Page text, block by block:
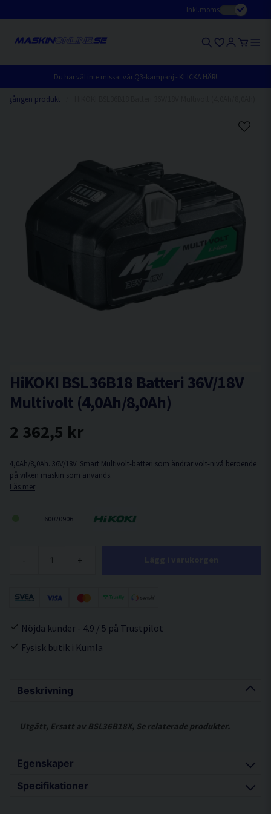
Inkl.moms
Du har väl inte missat vår Q3-kampanj - KLICKA HÄR!
Utgången produkt
Beskrivning
Utgått, Ersatt av BSL36B18X, Se relaterade produkter.
Egenskaper
Smart batteri som ändrar automatiskt mellan 2
Specifikationer
HiKOKI BSL36B18 Batteri 36V/18V
Multivolt (4,0Ah/8,0Ah)
2 362,5 kr
4,0Ah/8,0Ah. 36V/18V. Smart Multivolt-batteri som ändrar volt-nivå beroende
på vilken maskin som används.
Läs mer
60020906
- +
Nöjda kunder - 4.9 / 5 på Trustpilot
Fysisk butik i Kumla